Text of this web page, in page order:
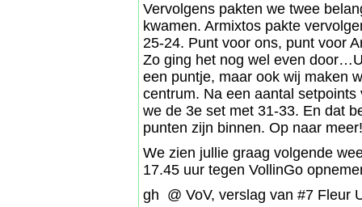
Vervolgens pakten we twee
kwamen. Armixtos pakte
25-24. Punt voor ons, punt voor
Zo ging het nog wel even
een puntje, maar ook wij maken
centrum. Na een aantal
we de 3e set met 31-33. En dat
punten zijn binnen. Op naar meer!
We zien jullie graag volgende
17.45 uur tegen VollinGo
gh @ VoV, verslag van #7 Fleur